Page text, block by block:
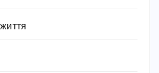
життя